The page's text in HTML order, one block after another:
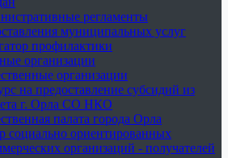
регламенты
муниципальных услуг
профилактики
организации
организации
на предоставление субсидий из
г. Орла СО НКО
палата города Орла
социально ориентированных
организаций - получателей